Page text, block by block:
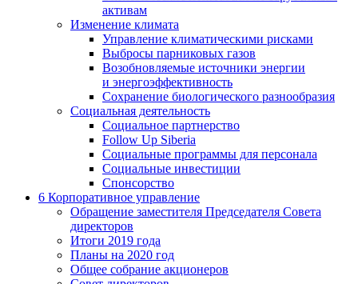
активам
Изменение климата
Управление климатическими рисками
Выбросы парниковых газов
Возобновляемые источники энергии
и энергоэффективность
Сохранение биологического разнообразия
Социальная деятельность
Социальное партнерство
Follow Up Siberia
Социальные программы для персонала
Социальные инвестиции
Спонсорство
6 Корпоративное управление
Обращение заместителя Председателя Совета
директоров
Итоги 2019 года
Планы на 2020 год
Общее собрание акционеров